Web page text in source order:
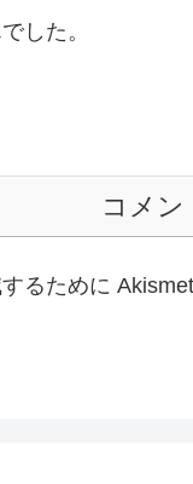
した。
コメン
るために